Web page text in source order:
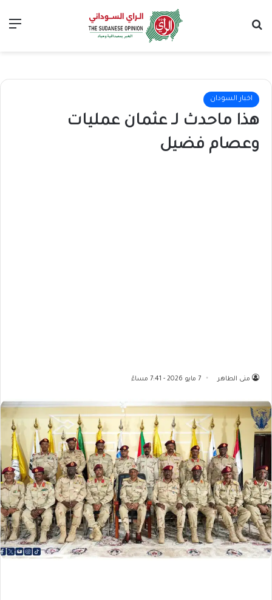
اخبار السودان
هذا ماحدث لـ عثمان عمليات
وعصام فضيل
منى الطاهر 7 مايو 2026 - 7:41 مساءً